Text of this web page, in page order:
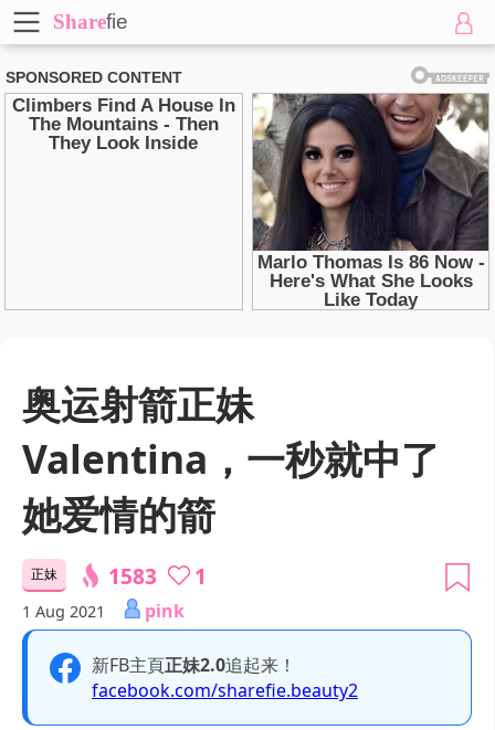
Sharefie
奥运射箭正妹
Valentina，一秒就中了
她爱情的箭
正妹 1583 1
1 Aug 2021 pink
新FB主頁正妹2.0追起来！
facebook.com/sharefie.beauty2